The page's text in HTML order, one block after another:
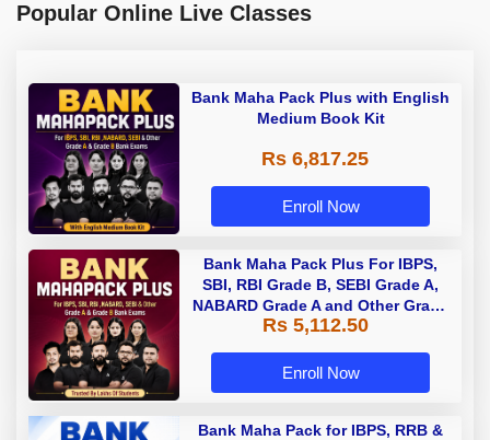
Popular Online Live Classes
Bank Maha Pack Plus with English
Medium Book Kit
Rs 6,817.25
Enroll Now
Bank Maha Pack Plus For IBPS,
SBI, RBI Grade B, SEBI Grade A,
NABARD Grade A and Other Grade
A & Grade B Bank Exams
Rs 5,112.50
Enroll Now
Bank Maha Pack for IBPS, RRB &